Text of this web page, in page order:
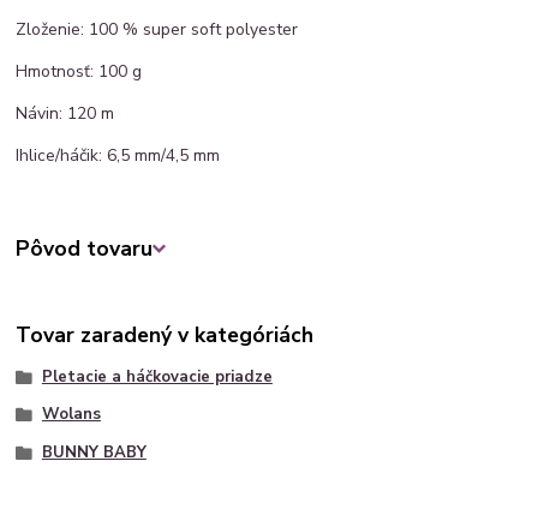
Zloženie: 100 % super soft polyester
Hmotnosť: 100 g
Návin: 120 m
Ihlice/háčik: 6,5 mm/4,5 mm
Pôvod tovaru
Tovar zaradený v kategóriách
Pletacie a háčkovacie priadze
Wolans
BUNNY BABY